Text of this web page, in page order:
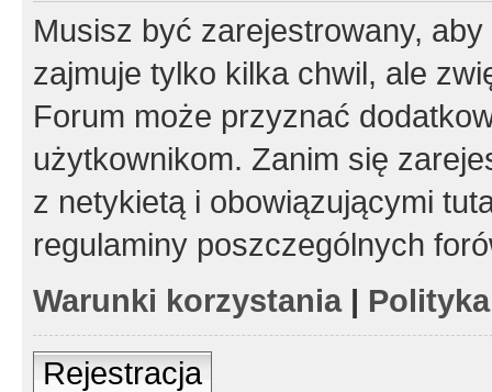
Musisz być zarejestrowany,
zajmuje tylko kilka chwil, ale
Forum może przyznać
użytkownikom. Zanim się
z netykietą i obowiązującymi
regulaminy poszczególnych
Warunki korzystania|
Rejestracja